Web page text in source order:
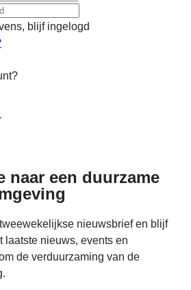
blijf ingelogd
naar een duurzame
nieuwsbrief en blijf
laatste nieuws, events en
de verduurzaming van de